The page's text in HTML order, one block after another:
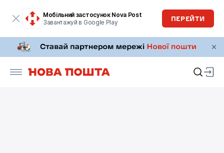
Мобільний застосунок Nova Post
Завантажуй в Google Play
ПЕРЕЙТИ